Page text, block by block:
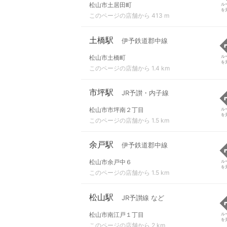
松山市土居田町
このページの店舗から 413 m
ル
を
土橋駅 伊予鉄道郡中線
松山市土橋町
このページの店舗から 1.4 km
ル
を
市坪駅 JR予讃・内子線
松山市市坪南２丁目
このページの店舗から 1.5 km
ル
を
余戸駅 伊予鉄道郡中線
松山市余戸中６
このページの店舗から 1.5 km
ル
を
松山駅 JR予讃線 など
松山市南江戸１丁目
このページの店舗から 2 km
ル
を